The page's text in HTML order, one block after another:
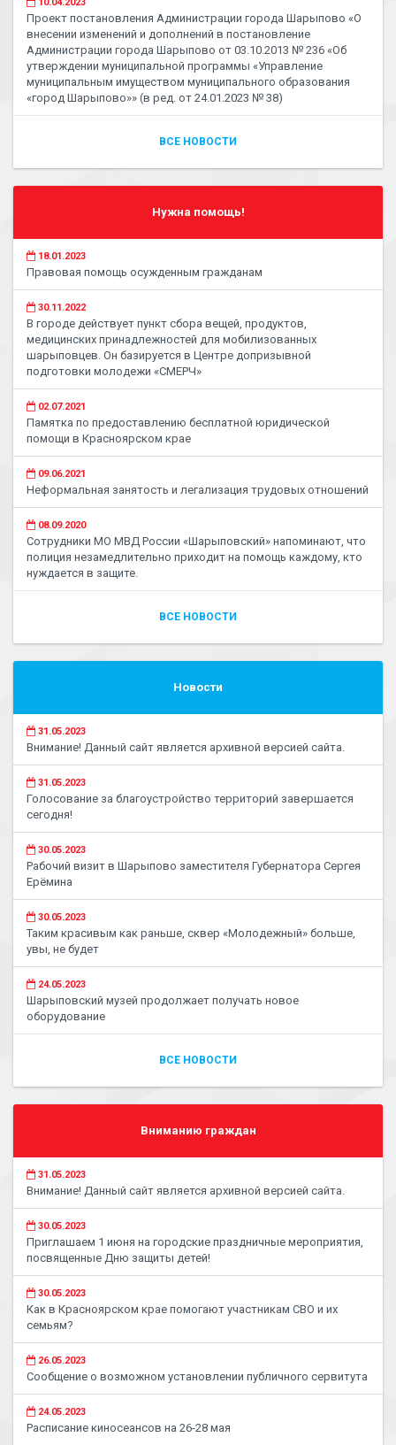
Проект постановления Администрации города Шарыпово «О
внесении изменений и дополнений в постановление
Администрации города Шарыпово от 03.10.2013 № 236 «Об
утверждении муниципальной программы «Управление
муниципальным имуществом муниципального образования
«город Шарыпово»» (в ред. от 24.01.2023 № 38)
ВСЕ НОВОСТИ
Нужна помощь!
18.01.2023
Правовая помощь осужденным гражданам
30.11.2022
В городе действует пункт сбора вещей, продуктов,
медицинских принадлежностей для мобилизованных
шарыповцев. Он базируется в Центре допризывной
подготовки молодежи «СМЕРЧ»
02.07.2021
Памятка по предоставлению бесплатной юридической
помощи в Красноярском крае
09.06.2021
Неформальная занятость и легализация трудовых отношений
08.09.2020
Сотрудники МО МВД России «Шарыповский» напоминают, что
полиция незамедлительно приходит на помощь каждому, кто
нуждается в защите.
ВСЕ НОВОСТИ
Новости
31.05.2023
Внимание! Данный сайт является архивной версией сайта.
31.05.2023
Голосование за благоустройство территорий завершается
сегодня!
30.05.2023
Рабочий визит в Шарыпово заместителя Губернатора Сергея
Ерёмина
30.05.2023
Таким красивым как раньше, сквер «Молодежный» больше,
увы, не будет
24.05.2023
Шарыповский музей продолжает получать новое
оборудование
ВСЕ НОВОСТИ
Вниманию граждан
31.05.2023
Внимание! Данный сайт является архивной версией сайта.
30.05.2023
Приглашаем 1 июня на городские праздничные мероприятия,
посвященные Дню защиты детей!
30.05.2023
Как в Красноярском крае помогают участникам СВО и их
семьям?
26.05.2023
Сообщение о возможном установлении публичного сервитута
24.05.2023
Расписание киносеансов на 26-28 мая